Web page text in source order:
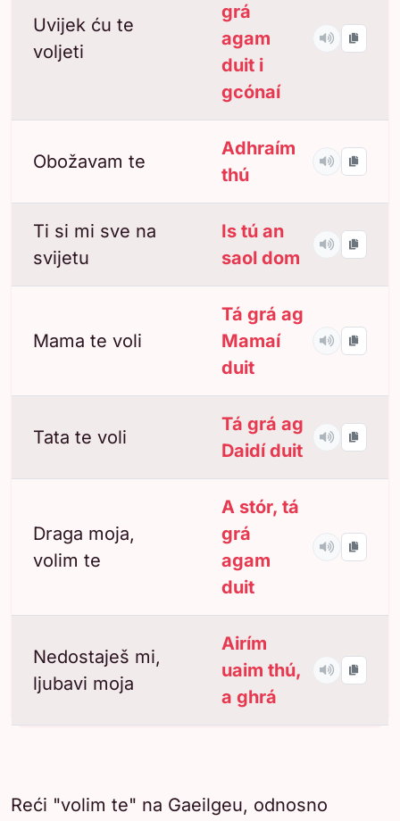
Uvijek ću te
voljeti
grá
agam
duit i
gcónaí
Obožavam te
Adhraím
thú
Ti si mi sve na
svijetu
Is tú an
saol dom
Mama te voli
Tá grá ag
Mamaí
duit
Tata te voli
Tá grá ag
Daidí duit
Draga moja,
volim te
A stór, tá
grá
agam
duit
Nedostaješ mi,
ljubavi moja
Airím
uaim thú,
a ghrá
Reći "volim te" na Gaeilgeu, odnosno